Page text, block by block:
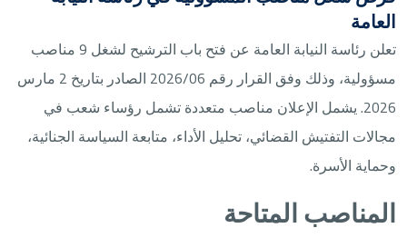
العامة
تعلن رئاسة النيابة العامة عن فتح باب الترشيح لشغل 9 مناصب
مسؤولية، وذلك وفق القرار رقم 2026/06 الصادر بتاريخ 2 مارس
2026. يشمل الإعلان مناصب متعددة تشمل رؤساء شعب في
مجالات التفتيش القضائي، تحليل الأداء، متابعة السياسة الجنائية،
وحماية الأسرة.
المناصب المتاحة